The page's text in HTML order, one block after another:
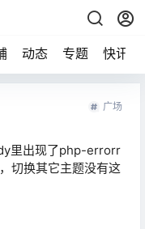
动态 专题 快讯
广场
里出现了php-errorr
切换其它主题没有这